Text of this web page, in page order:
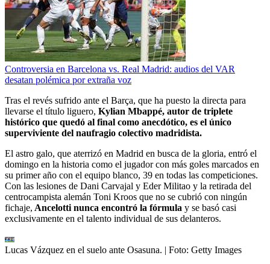
Controversia en Barcelona vs. Real Madrid: audios del VAR
desatan polémica por extraña voz
Tras el revés sufrido ante el Barça, que ha puesto la directa para
llevarse el título liguero, Kylian Mbappé, autor de triplete
histórico que quedó al final como anecdótico, es el único
superviviente del naufragio colectivo madridista.
El astro galo, que aterrizó en Madrid en busca de la gloria, entró el
domingo en la historia como el jugador con más goles marcados en
su primer año con el equipo blanco, 39 en todas las competiciones.
Con las lesiones de Dani Carvajal y Eder Militao y la retirada del
centrocampista alemán Toni Kroos que no se cubrió con ningún
fichaje, Ancelotti nunca encontró la fórmula y se basó casi
exclusivamente en el talento individual de sus delanteros.
Lucas Vázquez en el suelo ante Osasuna. | Foto: Getty Images